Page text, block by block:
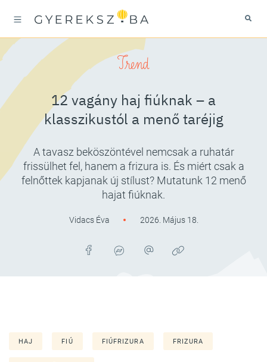
Trend
12 vagány haj fiúknak – a
klasszikustól a menő taréjig
A tavasz beköszöntével nemcsak a ruhatár
frissülhet fel, hanem a frizura is. És miért csak a
felnőttek kapjanak új stílust? Mutatunk 12 menő
hajat fiúknak.
Vidacs Éva 2026. Május 18.
HAJ FIÚ FIÚFRIZURA FRIZURA